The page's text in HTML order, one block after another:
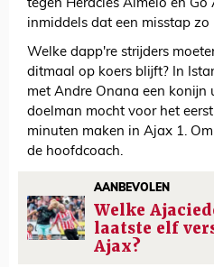
tegen Heracles Almelo en
inmiddels dat een misstap zo
Welke dapp're strijders
ditmaal op koers blijft? In
met Andre Onana een konijn
doelman mocht voor het
minuten maken in Ajax 1.
de hoofdcoach.
AANBEVOLEN
Welke
laatste elf
Ajax?